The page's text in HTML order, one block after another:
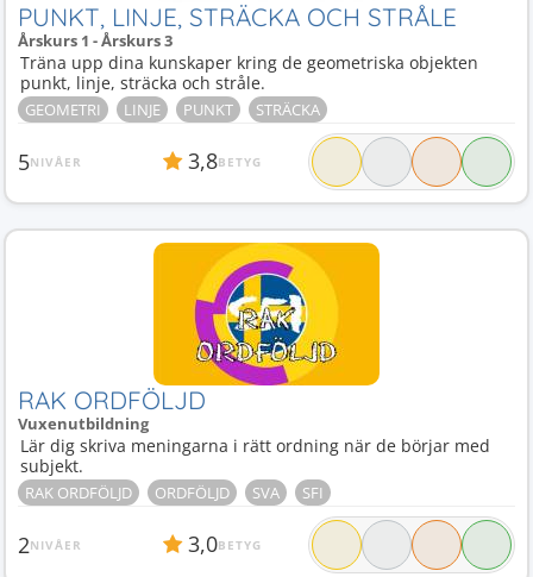
PUNKT, LINJE, STRÄCKA OCH STRÅLE
Årskurs 1 - Årskurs 3
Träna upp dina kunskaper kring de geometriska objekten
punkt, linje, sträcka och stråle.
GEOMETRI LINJE PUNKT STRÄCKA
5NIVÅER 3,8BETYG
RAK ORDFÖLJD
Vuxenutbildning
Lär dig skriva meningarna i rätt ordning när de börjar med
subjekt.
RAK ORDFÖLJD ORDFÖLJD SVA SFI
2NIVÅER 3,0BETYG